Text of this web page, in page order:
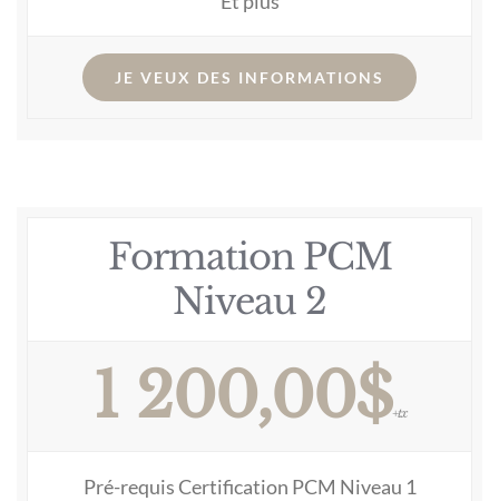
JE VEUX DES INFORMATIONS
Formation PCM
Niveau 2
1 200,00$+tx
Pré-requis Certification PCM Niveau 1